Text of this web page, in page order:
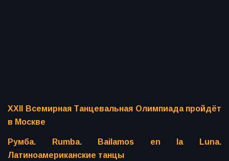
XXII Всемирная Танцевальная Олимпиада пройдёт
в Москве
Румба. Rumba. Bailamos en la Luna.
Латиноамериканские танцы